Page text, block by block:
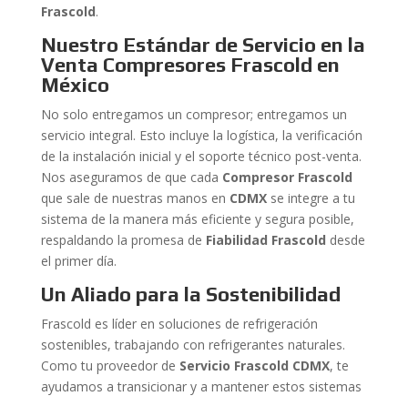
Frascold.
Nuestro Estándar de Servicio en la
Venta Compresores Frascold en
México
No solo entregamos un compresor; entregamos un
servicio integral. Esto incluye la logística, la verificación
de la instalación inicial y el soporte técnico post-venta.
Nos aseguramos de que cada Compresor Frascold
que sale de nuestras manos en CDMXse integre a tu
sistema de la manera más eficiente y segura posible,
respaldando la promesa de Fiabilidad Frascold desde
el primer día.
Un Aliado para la Sostenibilidad
Frascold es líder en soluciones de refrigeración
sostenibles, trabajando con refrigerantes naturales.
Como tu proveedor de Servicio Frascold CDMX, te
ayudamos a transicionar y a mantener estos sistemas